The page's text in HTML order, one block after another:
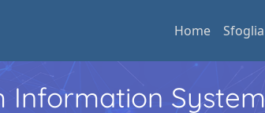
Home Sfoglia
Information System